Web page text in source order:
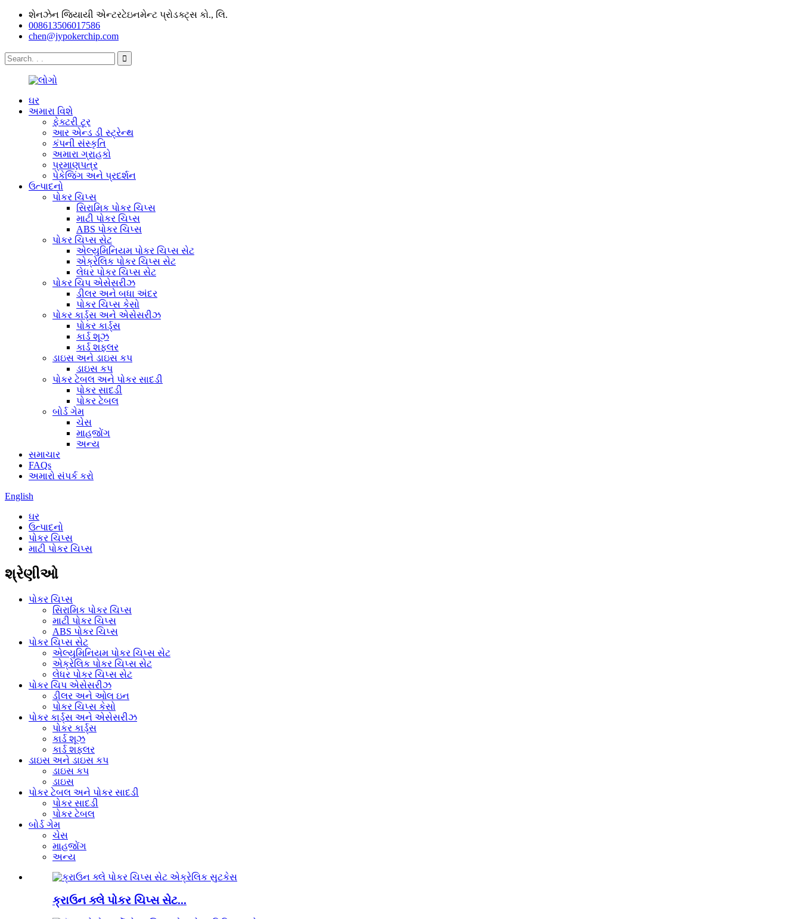
શેનઝેન જિયાયી એન્ટરટેઇનમેન્ટ પ્રોડક્ટ્સ કો., લિ.
008613506017586
chen@jypokerchip.com
ઘર
અમારા વિશે
ફેક્ટરી ટૂર
આર એન્ડ ડી સ્ટ્રેન્થ
કંપની સંસ્કૃતિ
અમારા ગ્રાહકો
પ્રમાણપત્ર
પેકેજિંગ અને પ્રદર્શન
ઉત્પાદનો
પોકર ચિપ્સ
સિરામિક પોકર ચિપ્સ
માટી પોકર ચિપ્સ
ABS પોકર ચિપ્સ
પોકર ચિપ્સ સેટ
એલ્યુમિનિયમ પોકર ચિપ્સ સેટ
એક્રેલિક પોકર ચિપ્સ સેટ
લેધર પોકર ચિપ્સ સેટ
પોકર ચિપ એસેસરીઝ
ડીલર અને બધા અંદર
પોકર ચિપ્સ કેસો
પોકર કાર્ડ્સ અને એસેસરીઝ
પોકર કાર્ડ્સ
કાર્ડ શૂઝ
કાર્ડ શફલર
ડાઇસ અને ડાઇસ કપ
ડાઇસ કપ
પોકર ટેબલ અને પોકર સાદડી
પોકર સાદડી
પોકર ટેબલ
બોર્ડ ગેમ
ચેસ
માહજોંગ
અન્ય
સમાચાર
FAQs
અમારો સંપર્ક કરો
English
ઘર
ઉત્પાદનો
પોકર ચિપ્સ
માટી પોકર ચિપ્સ
શ્રેણીઓ
પોકર ચિપ્સ
સિરામિક પોકર ચિપ્સ
માટી પોકર ચિપ્સ
ABS પોકર ચિપ્સ
પોકર ચિપ્સ સેટ
એલ્યુમિનિયમ પોકર ચિપ્સ સેટ
એક્રેલિક પોકર ચિપ્સ સેટ
લેધર પોકર ચિપ્સ સેટ
પોકર ચિપ એસેસરીઝ
ડીલર અને ઓલ ઇન
પોકર ચિપ્સ કેસો
પોકર કાર્ડ્સ અને એસેસરીઝ
પોકર કાર્ડ્સ
કાર્ડ શૂઝ
કાર્ડ શફલર
ડાઇસ અને ડાઇસ કપ
ડાઇસ કપ
ડાઇસ
પોકર ટેબલ અને પોકર સાદડી
પોકર સાદડી
પોકર ટેબલ
બોર્ડ ગેમ
ચેસ
માહજોંગ
અન્ય
ક્રાઉન ક્લે પોકર ચિપ્સ સેટ...